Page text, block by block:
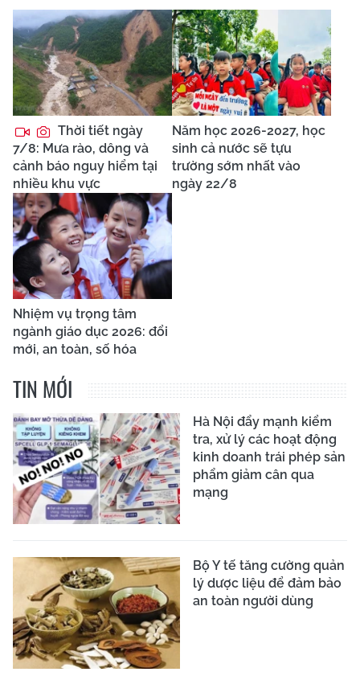
Thời tiết ngày
7/8: Mưa rào, dông và
cảnh báo nguy hiểm tại
nhiều khu vực
Năm học 2026-2027, học
sinh cả nước sẽ tựu
trường sớm nhất vào
ngày 22/8
Nhiệm vụ trọng tâm
ngành giáo dục 2026: đổi
mới, an toàn, số hóa
TIN MỚI
Hà Nội đẩy mạnh kiểm
tra, xử lý các hoạt động
kinh doanh trái phép sản
phẩm giảm cân qua
mạng
Bộ Y tế tăng cường quản
lý dược liệu để đảm bảo
an toàn người dùng